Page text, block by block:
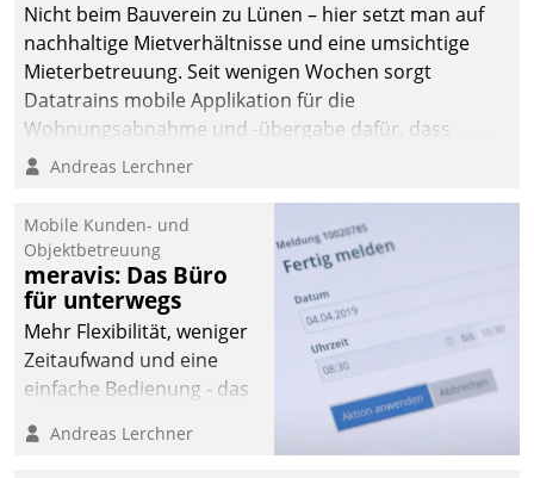
Nicht beim Bauverein zu Lünen – hier setzt man auf
nachhaltige Mietverhältnisse und eine umsichtige
Mieterbetreuung. Seit wenigen Wochen sorgt
Datatrains mobile Applikation für die
Wohnungsabnahme und -übergabe dafür, dass
Mieter wohlgeordnet kommen und, so es sein muss,
Andreas Lerchner
Mobile Kunden- und
Objektbetreuung
meravis: Das Büro
für unterwegs
Mehr Flexibilität, weniger
Zeitaufwand und eine
einfache Bedienung - das
Cockpit für mobile
Andreas Lerchner